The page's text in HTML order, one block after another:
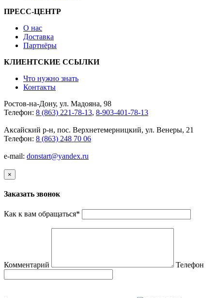
ПРЕСС-ЦЕНТР
О нас
Доставка
Партнёры
КЛИЕНТСКИЕ ССЫЛКИ
Что нужно знать
Контакты
Ростов-на-Дону, ул. Мадояна, 98
Телефон: 8 (863) 221-78-13, 8-903-401-78-13
Аксайский р-н, пос. Верхнетемерницкий, ул. Венеры, 21
Телефон: 8 (863) 248 70 06
e-mail: donstart@yandex.ru
×
Заказать звонок
Как к вам обращаться*
Комментарий Телефон